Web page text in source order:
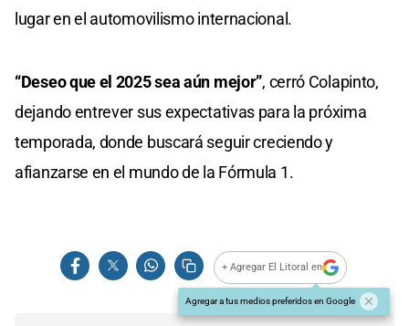
lugar en el automovilismo internacional.
“Deseo que el 2025 sea aún mejor”, cerró Colapinto,
dejando entrever sus expectativas para la próxima
temporada, donde buscará seguir creciendo y
afianzarse en el mundo de la Fórmula 1.
+ Agregar El Litoral en
Agregar a tus medios preferidos en Google